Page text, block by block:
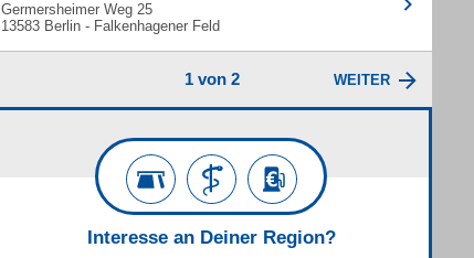
Germersheimer Weg 25
13583 Berlin - Falkenhagener Feld
1 von 2 WEITER
Interesse an Deiner Region?